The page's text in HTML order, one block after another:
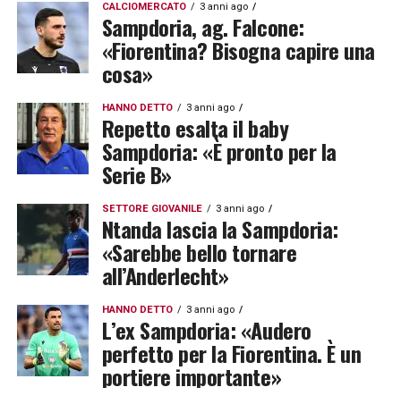
CALCIOMERCATO 3 anni ago
Sampdoria, ag. Falcone:
«Fiorentina? Bisogna capire una
cosa»
HANNO DETTO 3 anni ago
Repetto esalta il baby
Sampdoria: «È pronto per la
Serie B»
SETTORE GIOVANILE 3 anni ago
Ntanda lascia la Sampdoria:
«Sarebbe bello tornare
all’Anderlecht»
HANNO DETTO 3 anni ago
L’ex Sampdoria: «Audero
perfetto per la Fiorentina. È un
portiere importante»